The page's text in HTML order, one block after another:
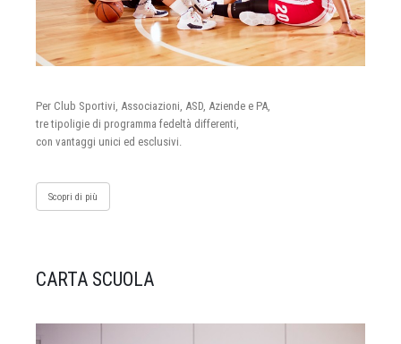
Per Club Sportivi, Associazioni, ASD, Aziende e PA,
tre tipoligie di programma fedeltà differenti,
con vantaggi unici ed esclusivi.
Scopri di più
CARTA SCUOLA